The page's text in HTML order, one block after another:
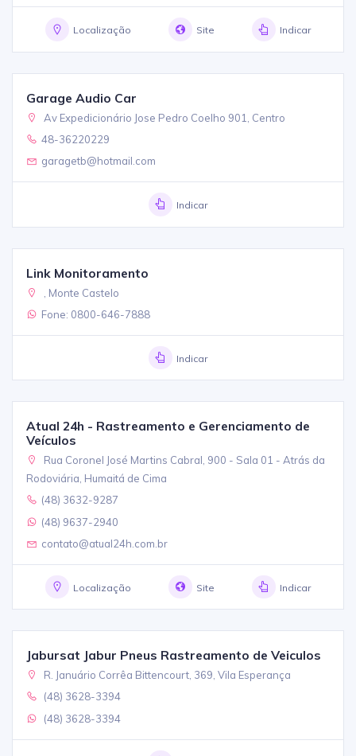
Localização Site Indicar
Garage Audio Car
Av Expedicionário Jose Pedro Coelho 901, Centro
48-36220229
garagetb@hotmail.com
Indicar
Link Monitoramento
, Monte Castelo
Fone: 0800-646-7888
Indicar
Atual 24h - Rastreamento e Gerenciamento de
Veículos
Rua Coronel José Martins Cabral, 900 - Sala 01 - Atrás da
Rodoviária, Humaitá de Cima
(48) 3632-9287
(48) 9637-2940
contato@atual24h.com.br
Localização Site Indicar
Jabursat Jabur Pneus Rastreamento de Veiculos
R. Januário Corrêa Bittencourt, 369, Vila Esperança
(48) 3628-3394
(48) 3628-3394